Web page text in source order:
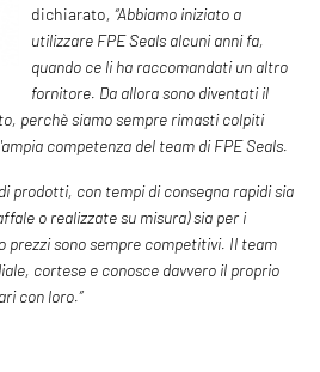
dichiarato, “Abbiamo iniziato a
utilizzare FPE Seals alcuni anni fa,
quando ce li ha raccomandati un altro
fornitore. Da allora sono diventati il
perchè siamo sempre rimasti colpiti
competenza del team di FPE Seals.
prodotti, con tempi di consegna rapidi sia
o realizzate su misura) sia per i
prezzi sono sempre competitivi. Il team
cortese e conosce davvero il proprio
con loro.”